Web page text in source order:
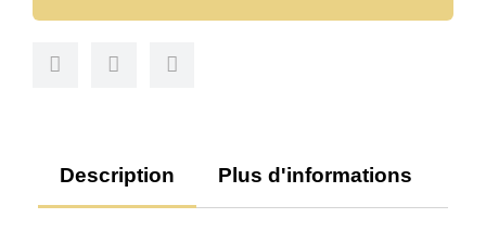
Description Plus d'informations